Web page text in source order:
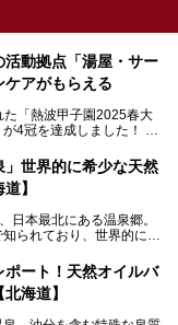
動拠点「湯屋・サー
ケアがもらえる
「熱波甲子園2025春大
4冠を達成しました！
サーモン」にて、メンズ
「ONE DAY KIT」を数量
日配布開始、なくなり次
】
のPR記事です。
」世界的に希少な天然
】
日本最北にある温泉郷。
られており、世界的にも
らも全国から湯治・療養
ート！天然オイルバ
海道】